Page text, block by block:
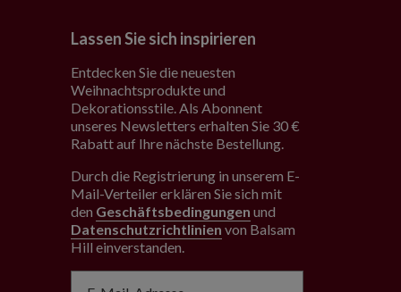
Lassen Sie sich inspirieren
Entdecken Sie die neuesten
Weihnachtsprodukte und
Dekorationsstile. Als Abonnent
unseres Newsletters erhalten Sie 30 €
Rabatt auf Ihre nächste Bestellung.
Durch die Registrierung in unserem E-
Mail-Verteiler erklären Sie sich mit
den Geschäftsbedingungen und
Datenschutzrichtlinien von Balsam
Hill einverstanden.